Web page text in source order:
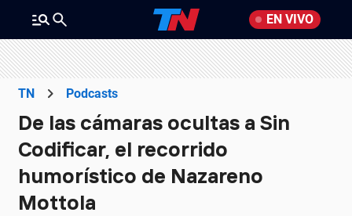
EN VIVO
TN Podcasts
De las cámaras ocultas a Sin
Codificar, el recorrido
humorístico de Nazareno
Mottola